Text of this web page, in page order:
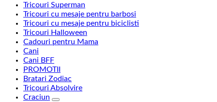
Tricouri Superman
Tricouri cu mesaje pentru barbosi
Tricouri cu mesaje pentru biciclisti
Tricouri Halloween
Cadouri pentru Mama
Cani
Cani BFF
PROMOTII
Bratari Zodiac
Tricouri Absolvire
Craciun